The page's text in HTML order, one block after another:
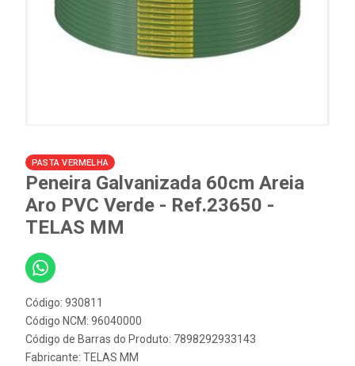
PASTA VERMELHA
Peneira Galvanizada 60cm Areia
Aro PVC Verde - Ref.23650 -
TELAS MM
Código: 930811
Código NCM: 96040000
Código de Barras do Produto: 7898292933143
Fabricante: TELAS MM